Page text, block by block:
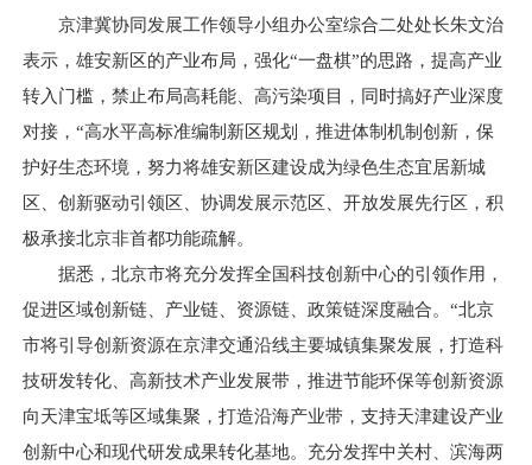
京津冀协同发展工作领导小组办公室综合二处处长朱文治
表示，雄安新区的产业布局，强化“一盘棋”的思路，提高产业
转入门槛，禁止布局高耗能、高污染项目，同时搞好产业深度
对接，“高水平高标准编制新区规划，推进体制机制创新，保
护好生态环境，努力将雄安新区建设成为绿色生态宜居新城
区、创新驱动引领区、协调发展示范区、开放发展先行区，积
极承接北京非首都功能疏解。
据悉，北京市将充分发挥全国科技创新中心的引领作用，
促进区域创新链、产业链、资源链、政策链深度融合。“北京
市将引导创新资源在京津交通沿线主要城镇集聚发展，打造科
技研发转化、高新技术产业发展带，推进节能环保等创新资源
向天津宝坻等区域集聚，打造沿海产业带，支持天津建设产业
创新中心和现代研发成果转化基地。充分发挥中关村、滨海两